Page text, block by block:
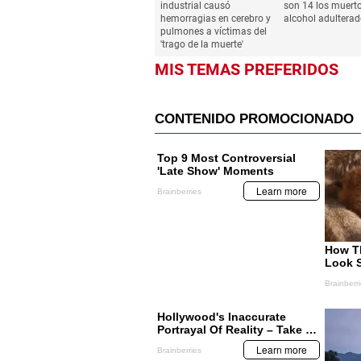
industrial causó
hemorragias en cerebro y
pulmones a víctimas del
'trago de la muerte'
son 14 los
alcohol
MIS TEMAS PREFERIDOS